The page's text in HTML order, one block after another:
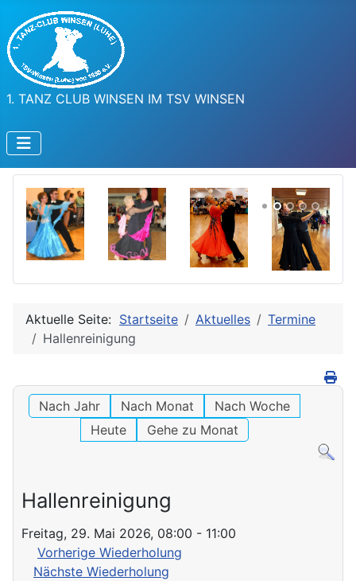
1. TANZ CLUB WINSEN IM TSV WINSEN
Aktuelle Seite: Startseite Aktuelles
Termine
Hallenreinigung
Nach Jahr Nach Monat
Nach Woche
Heute
Gehe zu Monat
Hallenreinigung
Freitag, 29. Mai 2026, 08:00 - 11:00
Vorherige Wiederholung
Nächste Wiederholung